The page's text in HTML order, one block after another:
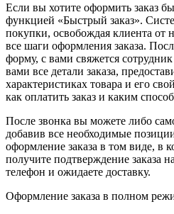
Если вы хотите оформить заказ
функцией «Быстрый заказ».
покупки, освобождая клиента от
все шаги оформления заказа.
форму, с вами свяжется
вами все детали заказа,
характеристиках товара и его
как оплатить заказ и каким
После звонка вы можете либо
добавив все необходимые
оформление заказа в том виде, в
получите подтверждение заказа
телефон и ожидаете доставку.
Оформление заказа в полном